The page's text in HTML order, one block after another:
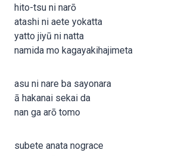
hito-tsu ni narō
atashi ni aete yokatta
yatto jiyū ni natta
namida mo kagayakihajimeta
asu ni nare ba sayonara
ā hakanai sekai da
nan ga arō tomo
subete anata nograce